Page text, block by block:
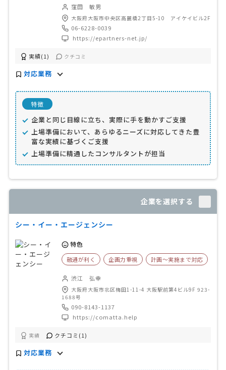
窪田 敏男
大阪府大阪市中央区高麗橋2丁目5-10 アイケイビル2F
06-6228-0039
https://epartners-net.jp/
実績(1) クチコミ
対応業務
特徴
企業と同じ目線に立ち、実際に手を動かすご支援
上場準備において、あらゆるニーズに対応してきた豊
富な実績に基づくご支援
上場準備に精通したコンサルタントが担当
企業を選択する
シー・イー・エージェンシー
特色
融通が利く 企画力重視 計画〜実施まで対応
渋江 弘幸
大阪府大阪市北区梅田1-11-4 大阪駅前第4ビル9F 923-
1688号
090-8143-1137
https://comatta.help
実績 クチコミ(1)
対応業務